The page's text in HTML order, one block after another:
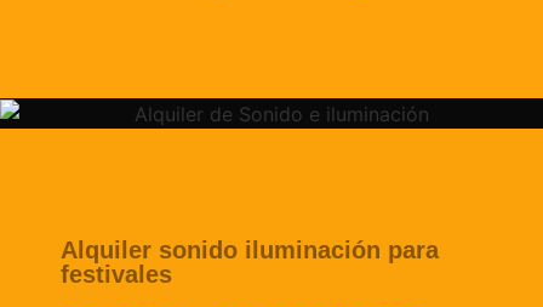
Alquiler sonido iluminación para
festivales